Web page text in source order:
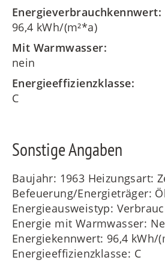
Energieverbrauchkennwert:
96,4 kWh/(m²*a)
Mit Warmwasser:
nein
Energieeffizienzklasse:
C
Sonstige Angaben
Baujahr: 1963 Heizungsart:
Befeuerung/Energieträger: Öl
Energieausweistyp:
Energie mit Warmwasser:
Energiekennwert: 96,4 kWh/
Energieeffizienzklasse: C